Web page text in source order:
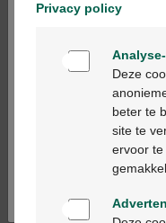
Quantité max. = 12
Les jours
le jour ouvrable
gratuite
Livraison à domicile
sécurisé
Service clientèle
Ga
Privacy policy
Deze
beter te
site te
ervoor